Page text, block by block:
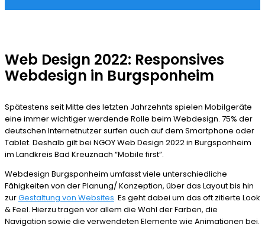
Web Design 2022: Responsives
Webdesign in Burgsponheim
Spätestens seit Mitte des letzten Jahrzehnts spielen Mobilgeräte
eine immer wichtiger werdende Rolle beim Webdesign. 75% der
deutschen Internetnutzer surfen auch auf dem Smartphone oder
Tablet. Deshalb gilt bei NGOY Web Design 2022 in Burgsponheim
im Landkreis Bad Kreuznach “Mobile first”.
Webdesign Burgsponheim umfasst viele unterschiedliche
Fähigkeiten von der Planung/ Konzeption, über das Layout bis hin
zurGestaltung von Websites. Es geht dabei um das oft zitierte Look
& Feel. Hierzu tragen vor allem die Wahl der Farben, die
Navigation sowie die verwendeten Elemente wie Animationen bei.